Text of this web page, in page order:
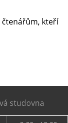
čtenářům, kteří
studovna